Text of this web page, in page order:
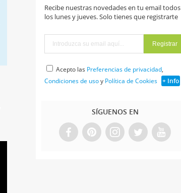
Recibe nuestras novedades en tu email todos
los lunes y jueves. Solo tienes que registrarte
Acepto las Preferencias de privacidad,
Condiciones de usoy Política de Cookies + Info
SÍGUENOS EN